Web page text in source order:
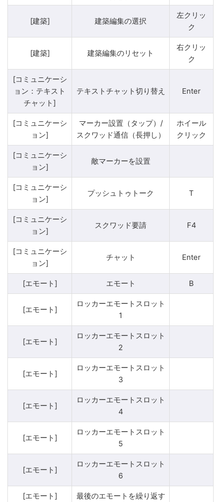
[建築] 建築編集の選択
左クリッ
ク
[建築] 建築編集のリセット
右クリッ
ク
[コミュニケーシ
ョン：テキスト
チャット]
テキストチャット切り替え Enter
[コミュニケーシ
ョン]
マーカー設置（タップ）/
スクワッド通信（長押し）
ホイール
クリック
[コミュニケーシ
ョン]
敵マーカーを設置
[コミュニケーシ
ョン]
プッシュトゥトーク T
[コミュニケーシ
ョン]
スクワッド要請 F4
[コミュニケーシ
ョン]
チャット Enter
[エモート] エモート B
[エモート]
ロッカーエモートスロット
1
[エモート]
ロッカーエモートスロット
2
[エモート]
ロッカーエモートスロット
3
[エモート]
ロッカーエモートスロット
4
[エモート]
ロッカーエモートスロット
5
[エモート]
ロッカーエモートスロット
6
[エモート] 最後のエモートを繰り返す